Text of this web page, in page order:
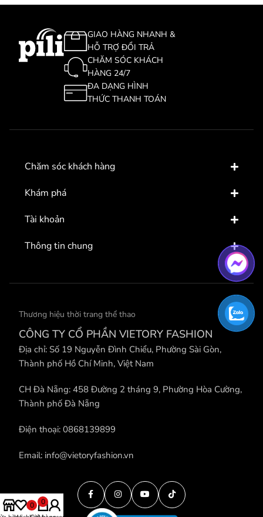
GIAO HÀNG NHANH &
HỖ TRỢ ĐỔI TRẢ
CHĂM SÓC KHÁCH
HÀNG 24/7
ĐA DẠNG HÌNH
THỨC THANH TOÁN
Chăm sóc khách hàng
Khám phá
Tài khoản
Thông tin chung
Thương hiệu thời trang thể thao
CÔNG TY CỔ PHẦN VIETORY FASHION
Địa chỉ: Số 19 Nguyễn Đình Chiểu, Phường Sài Gòn,
Thành phố Hồ Chí Minh, Việt Nam
CH Đà Nẵng: 458 Đường 2 tháng 9, Phường Hòa Cường,
Thành phố Đà Nẵng
Điện thoại: 0868139899
Email: info@vietoryfashion.vn
0 0